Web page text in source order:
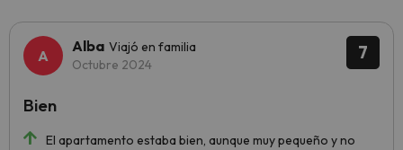
7
Alba Viajó en familia
Octubre 2024
El apartamento estaba bien, aunque muy pequeño y no
Bien